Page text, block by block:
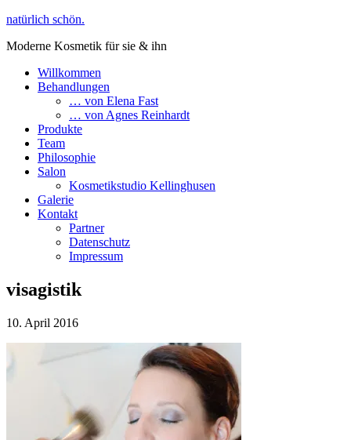
natürlich schön.
Moderne Kosmetik für sie & ihn
Willkommen
Behandlungen
… von Elena Fast
… von Agnes Reinhardt
Produkte
Team
Philosophie
Salon
Kosmetikstudio Kellinghusen
Galerie
Kontakt
Partner
Datenschutz
Impressum
visagistik
10. April 2016